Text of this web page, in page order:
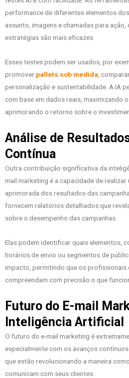
performance de diferentes elementos
assunto, imagens e chamadas para
estratégias são mais eficazes.
Esses testes podem ser usados, por
promover pallets sob medida,
personalização e sustentabilidade. A IA
com base em dados reais, maximizando
aprimorando o retorno sobre o
Análise de
Contínua
Outra contribuição significativa da
mail marketing é a capacidade de realizar
aprimorada dos resultados das
fornecem relatórios detalhados que
sobre o desempenho das campanhas.
Elas podem identificar quais elementos,
horários de envio ou segmentos de
impacto, permitindo que os profissionais
compreendam com precisão o que
Futuro do E-mail
Inteligência Artificial
O futuro do e-mail marketing é
especialmente com os avanços
que estão revolucionando a maneira
comunicam com seus clientes.